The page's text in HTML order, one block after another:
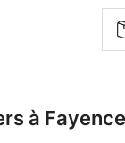
à Fayence